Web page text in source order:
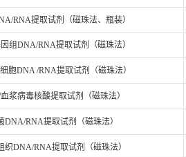
RNA提取试剂（磁珠法、瓶装）
组DNA/RNA提取试剂（磁珠法）
胞DNA /RNA提取试剂（磁珠法）
浆病毒核酸提取试剂（磁珠法）
DNA/RNA提取试剂（磁珠法）
织DNA/RNA提取试剂（磁珠法）